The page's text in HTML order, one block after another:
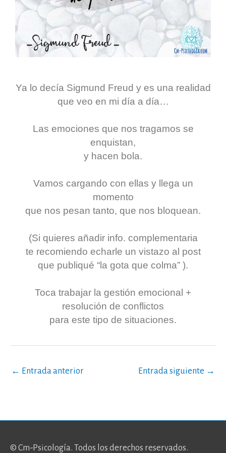
Ya lo decía Sigmund Freud y es una realidad
que veo en mi día a día…
Las emociones que nos tragamos se
enquistan,
y hacen bola.
Vamos cargando con ellas y llega un
momento
que nos pesan tanto, que nos bloquean.
(Si quieres añadir info. complementaria
te recomiendo echarle un vistazo al post
que publiqué “la gota que colma” ).
Toca trabajar la gestión emocional +
resolución de conflictos
para este tipo de situaciones.
← Entrada anterior Entrada siguiente →
© Cm-Psicología. Todos los derechos reservados.